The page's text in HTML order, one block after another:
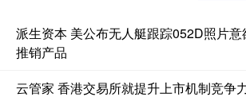
派生资本 美公布无人艇跟踪052D照片
推销产品
云管家 香港交易所就提升上市机制竞争